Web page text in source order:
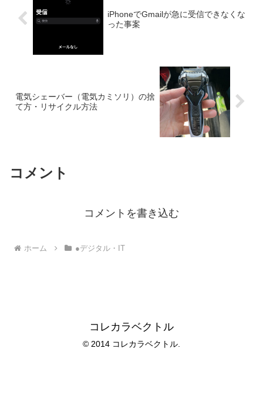
iPhoneでGmailが急に受信できなくな
った事案
電気シェーバー（電気カミソリ）の捨
て方・リサイクル方法
コメント
コメントを書き込む
ホーム ●デジタル・IT
コレカラベクトル
© 2014 コレカラベクトル.